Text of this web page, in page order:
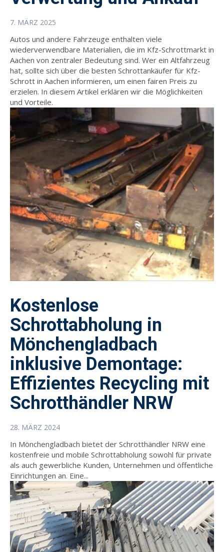
7. MÄRZ 2025
Autos und andere Fahrzeuge enthalten viele
wiederverwendbare Materialien, die im Kfz-Schrottmarkt in
Aachen von zentraler Bedeutung sind. Wer ein Altfahrzeug
hat, sollte sich über die besten Schrottankäufer für Kfz-
Schrott in Aachen informieren, um einen fairen Preis zu
erzielen. In diesem Artikel erklären wir die Möglichkeiten
und Vorteile.
Kostenlose
Schrottabholung in
Mönchengladbach
inklusive Demontage:
Effizientes Recycling mit
Schrotthändler NRW
28. MÄRZ 2024
In Mönchengladbach bietet der Schrotthändler NRW eine
kostenfreie und mobile Schrottabholung sowohl für private
als auch gewerbliche Kunden, Unternehmen und öffentliche
Einrichtungen an. Eine...